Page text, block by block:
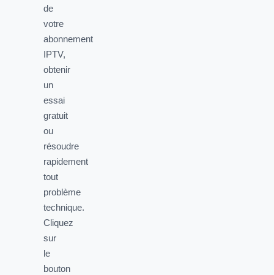
de
votre
abonnement
IPTV,
obtenir
un
essai
gratuit
ou
résoudre
rapidement
tout
problème
technique.
Cliquez
sur
le
bouton